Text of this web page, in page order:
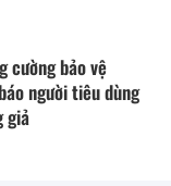
cường bảo vệ
người tiêu dùng
giả